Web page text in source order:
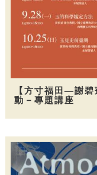
【方寸福田—謝
動－專題講座